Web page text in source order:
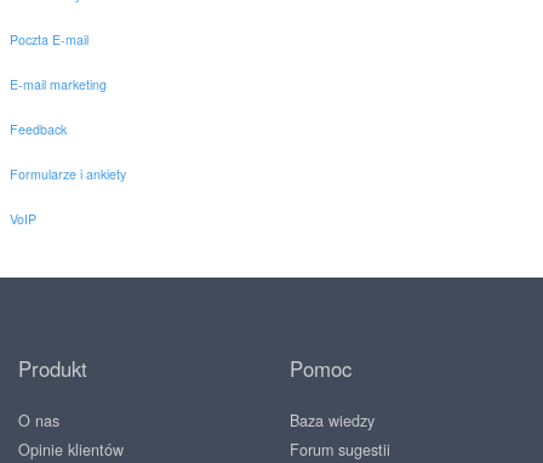
Poczta E-mail
E-mail marketing
Feedback
Formularze i ankiety
VoIP
Produkt
O nas
Opinie klientów
Pomoc
Baza wiedzy
Forum sugestii